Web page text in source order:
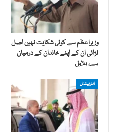
وزیراعظم سے کوئی شکایت نہیں اصل
لڑائی ان کے اپنے خاندان کے درمیان
ہے، بلاول
انٹرنیشنل